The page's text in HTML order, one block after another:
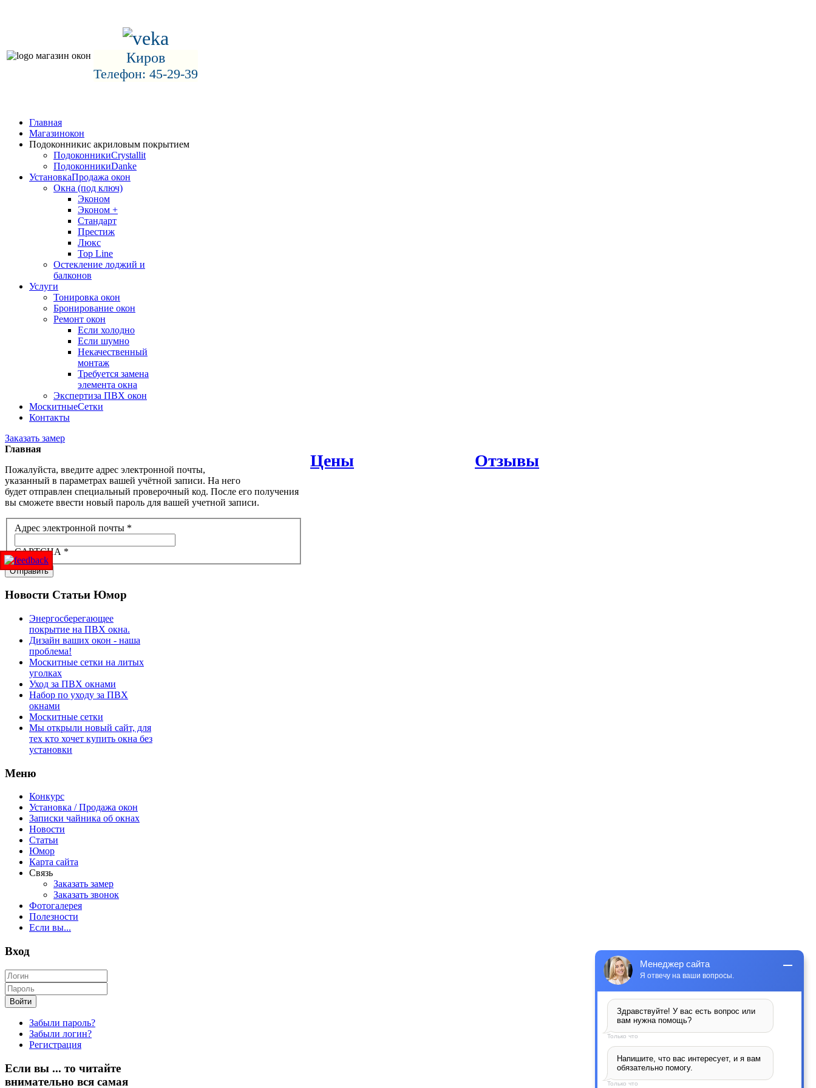
Киров
Телефон: 45-29-39
Главная
Магазинокон
Подоконникис акриловым покрытием
ПодоконникиCrystallit
ПодоконникиDanke
УстановкаПродажа окон
Окна (под ключ)
Эконом
Эконом +
Стандарт
Престиж
Люкс
Top Line
Остекление лоджий и
балконов
Услуги
Тонировка окон
Бронирование окон
Ремонт окон
Если холодно
Если шумно
Некачественный
монтаж
Требуется замена
элемента окна
Экспертиза ПВХ окон
МоскитныеСетки
Контакты
Заказать замер
Отзывы
Цены
Главная
Пожалуйста, введите адрес электронной почты,
указанный в параметрах вашей учётной записи. На него
будет отправлен специальный проверочный код. После его получения
вы сможете ввести новый пароль для вашей учетной записи.
Адрес электронной почты *
CAPTCHA *
Отправить
Новости Статьи Юмор
Энергосберегающее
покрытие на ПВХ окна.
Дизайн ваших окон - наша
проблема!
Москитные сетки на литых
уголках
Уход за ПВХ окнами
Набор по уходу за ПВХ
окнами
Москитные сетки
Мы открыли новый сайт, для
тех кто хочет купить окна без
установки
Меню
Конкурс
Установка / Продажа окон
Записки чайника об окнах
Новости
Статьи
Юмор
Карта сайта
Связь
Заказать замер
Заказать звонок
Фотогалерея
Полезности
Если вы...
Вход
Войти
Забыли пароль?
Забыли логин?
Регистрация
Если вы ... то читайте
внимательно вся самая
Менеджер сайта
Я отвечу на ваши вопросы.
Здравствуйте! У вас есть вопрос или
вам нужна помощь?
Только что
Напишите, что вас интересует, и я вам
обязательно помогу.
Только что